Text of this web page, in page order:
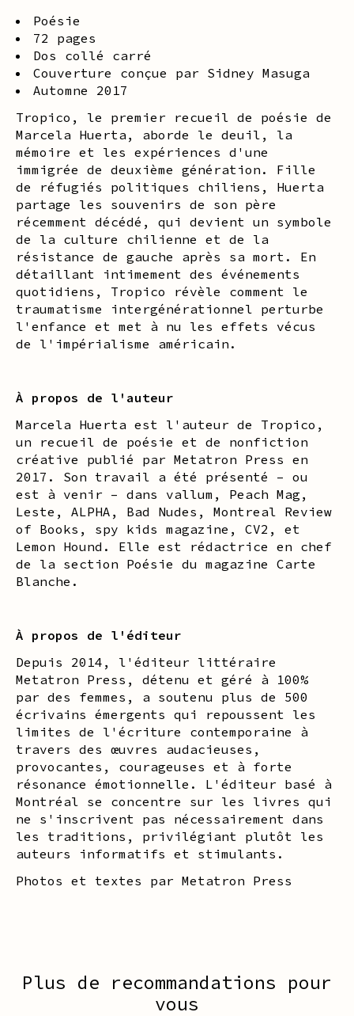
Poésie
72 pages
Dos collé carré
Couverture conçue par Sidney Masuga
Automne 2017
Tropico, le premier recueil de poésie de
Marcela Huerta, aborde le deuil, la
mémoire et les expériences d'une
immigrée de deuxième génération. Fille
de réfugiés politiques chiliens, Huerta
partage les souvenirs de son père
récemment décédé, qui devient un symbole
de la culture chilienne et de la
résistance de gauche après sa mort. En
détaillant intimement des événements
quotidiens, Tropico révèle comment le
traumatisme intergénérationnel perturbe
l'enfance et met à nu les effets vécus
de l'impérialisme américain.
À propos de l'auteur
Marcela Huerta est l'auteur de Tropico,
un recueil de poésie et de nonfiction
créative publié par Metatron Press en
2017. Son travail a été présenté – ou
est à venir – dans vallum, Peach Mag,
Leste, ALPHA, Bad Nudes, Montreal Review
of Books, spy kids magazine, CV2, et
Lemon Hound. Elle est rédactrice en chef
de la section Poésie du magazine Carte
Blanche.
À propos de l'éditeur
Depuis 2014, l'éditeur littéraire
Metatron Press, détenu et géré à 100%
par des femmes, a soutenu plus de 500
écrivains émergents qui repoussent les
limites de l'écriture contemporaine à
travers des œuvres audacieuses,
provocantes, courageuses et à forte
résonance émotionnelle. L'éditeur basé à
Montréal se concentre sur les livres qui
ne s'inscrivent pas nécessairement dans
les traditions, privilégiant plutôt les
auteurs informatifs et stimulants.
Photos et textes par Metatron Press
Plus de recommandations pour
vous